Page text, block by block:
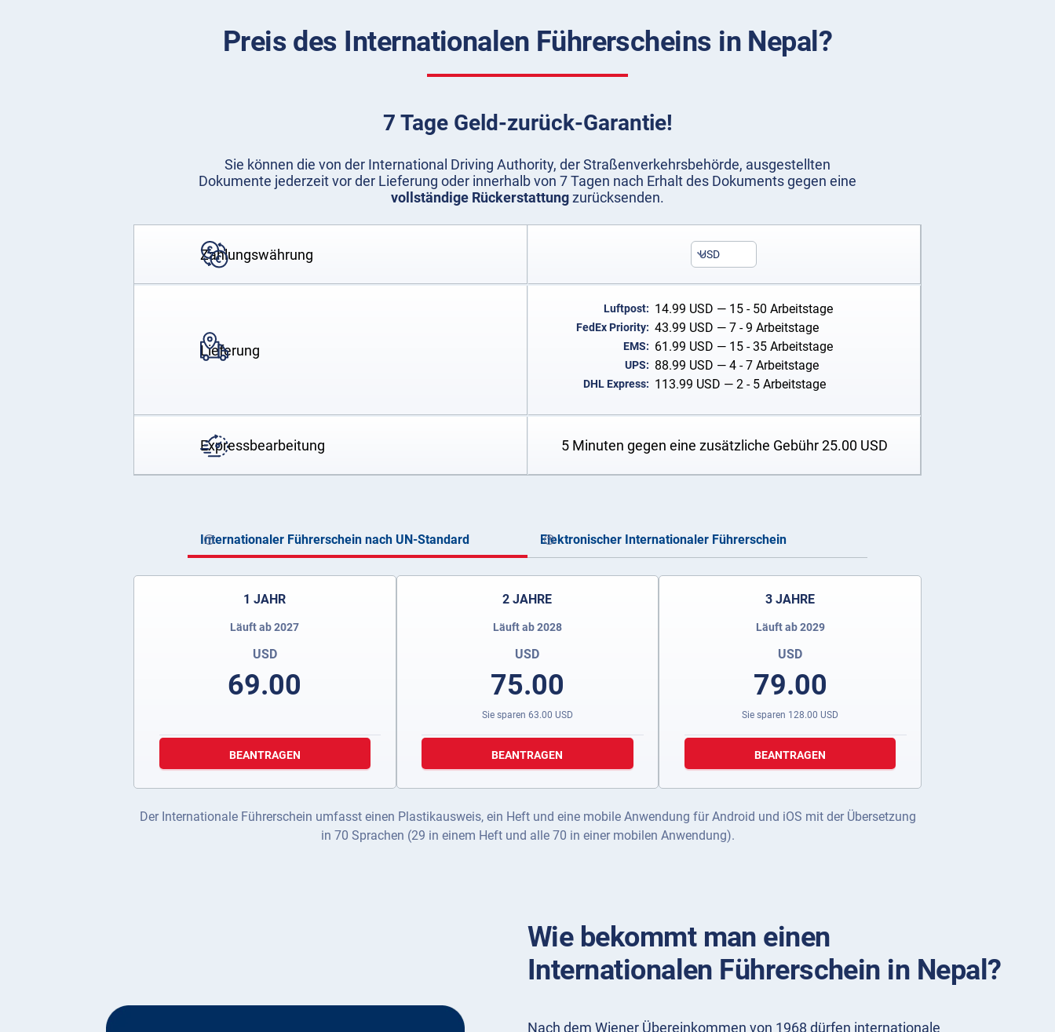
Preis des Internationalen Führerscheins in Nepal?
7 Tage Geld-zurück-Garantie!
Sie können die von der International Driving Authority, der Straßenverkehrsbehörde, ausgestellten
Dokumente jederzeit vor der Lieferung oder innerhalb von 7 Tagen nach Erhalt des Dokuments gegen eine
vollständige Rückerstattungzurücksenden.
Zahlungswährung USD
Lieferung
Luftpost: 14.99 USD — 15 - 50 Arbeitstage
FedEx Priority: 43.99 USD — 7 - 9 Arbeitstage
EMS: 61.99 USD — 15 - 35 Arbeitstage
UPS: 88.99 USD — 4 - 7 Arbeitstage
DHL Express: 113.99 USD — 2 - 5 Arbeitstage
Expressbearbeitung 5 Minuten gegen eine zusätzliche Gebühr25.00 USD
Internationaler Führerschein nach UN-Standard Elektronischer Internationaler Führerschein
1 JAHR
Läuft ab 2027
USD
69.00
BEANTRAGEN
2 JAHRE
Läuft ab 2028
USD
75.00
Sie sparen 63.00 USD
BEANTRAGEN
3 JAHRE
Läuft ab 2029
USD
79.00
Sie sparen 128.00 USD
BEANTRAGEN
Der Internationale Führerschein umfasst einen Plastikausweis, ein Heft und eine mobile Anwendung für Android und iOS mit der Übersetzung
in 70 Sprachen (29 in einem Heft und alle 70 in einer mobilen Anwendung).
Wie bekommt man einen
Internationalen Führerschein in Nepal?
Nach dem Wiener Übereinkommen von 1968 dürfen internationale